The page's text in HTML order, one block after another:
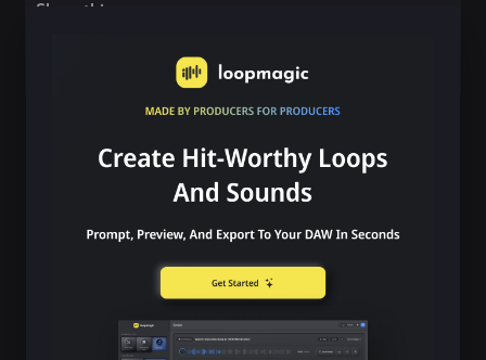
Share this song